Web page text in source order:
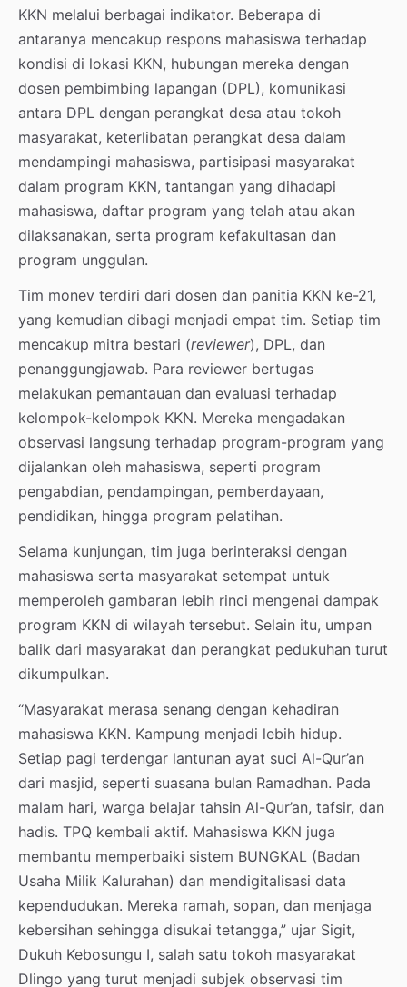
KKN melalui berbagai indikator. Beberapa di
antaranya mencakup respons mahasiswa terhadap
kondisi di lokasi KKN, hubungan mereka dengan
dosen pembimbing lapangan (DPL), komunikasi
antara DPL dengan perangkat desa atau tokoh
masyarakat, keterlibatan perangkat desa dalam
mendampingi mahasiswa, partisipasi masyarakat
dalam program KKN, tantangan yang dihadapi
mahasiswa, daftar program yang telah atau akan
dilaksanakan, serta program kefakultasan dan
program unggulan.
Tim monev terdiri dari dosen dan panitia KKN ke-21,
yang kemudian dibagi menjadi empat tim. Setiap tim
mencakup mitra bestari (reviewer), DPL, dan
penanggungjawab. Para reviewer bertugas
melakukan pemantauan dan evaluasi terhadap
kelompok-kelompok KKN. Mereka mengadakan
observasi langsung terhadap program-program yang
dijalankan oleh mahasiswa, seperti program
pengabdian, pendampingan, pemberdayaan,
pendidikan, hingga program pelatihan.
Selama kunjungan, tim juga berinteraksi dengan
mahasiswa serta masyarakat setempat untuk
memperoleh gambaran lebih rinci mengenai dampak
program KKN di wilayah tersebut. Selain itu, umpan
balik dari masyarakat dan perangkat pedukuhan turut
dikumpulkan.
“Masyarakat merasa senang dengan kehadiran
mahasiswa KKN. Kampung menjadi lebih hidup.
Setiap pagi terdengar lantunan ayat suci Al-Qur’an
dari masjid, seperti suasana bulan Ramadhan. Pada
malam hari, warga belajar tahsin Al-Qur’an, tafsir, dan
hadis. TPQ kembali aktif. Mahasiswa KKN juga
membantu memperbaiki sistem BUNGKAL (Badan
Usaha Milik Kalurahan) dan mendigitalisasi data
kependudukan. Mereka ramah, sopan, dan menjaga
kebersihan sehingga disukai tetangga,” ujar Sigit,
Dukuh Kebosungu I, salah satu tokoh masyarakat
Dlingo yang turut menjadi subjek observasi tim